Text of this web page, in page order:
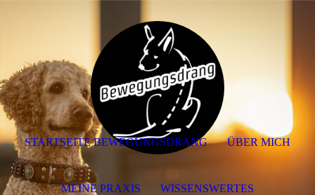
STARTSEITE BEWEGUNGSDRANG ÜBER MICH
MEINE PRAXIS WISSENSWERTES